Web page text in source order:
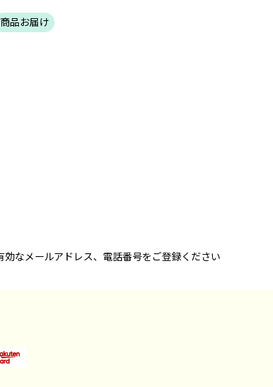
商品お届け
効なメールアドレス、電話番号をご登録ください